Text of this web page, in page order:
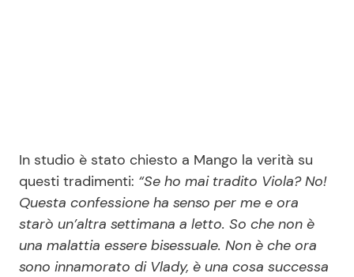
In studio è stato chiesto a Mango la verità su
questi tradimenti: “Se ho mai tradito Viola? No!
Questa confessione ha senso per me e ora
starò un’altra settimana a letto. So che non è
una malattia essere bisessuale. Non è che ora
sono innamorato di Vlady, è una cosa successa